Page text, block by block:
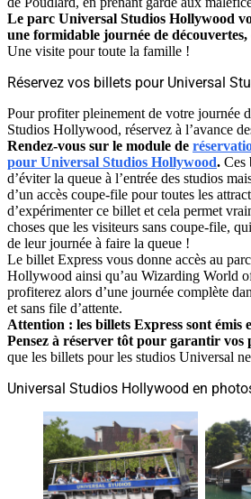
Le parc Universal Studios Hollywood
une formidable journée de découvertes,
Une visite pour toute la famille !
Réservez vos billets pour Universal
Pour profiter pleinement de votre journée
Studios Hollywood, réservez à l’avance
Rendez-vous sur le module de
pour Universal Studios Hollywood. Ces
d’éviter la queue à l’entrée des studios
d’un accès coupe-file pour toutes les
d’expérimenter ce billet et cela permet
choses que les visiteurs sans coupe-file,
de leur journée à faire la queue !
Le billet Express vous donne accès au
Hollywood ainsi qu’au Wizarding World
profiterez alors d’une journée complète
et sans file d’attente.
Attention : les billets Express sont émis
Pensez à réserver tôt pour garantir vos
que les billets pour les studios Universal
Universal Studios Hollywood en